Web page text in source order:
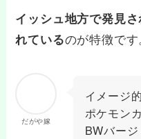
イッシュ地方で発見
れているのが特徴です
だがや嫁
イメージ
ポケモン
BWバージ